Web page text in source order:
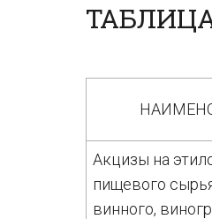
Акцизы на
пищевого
винного,